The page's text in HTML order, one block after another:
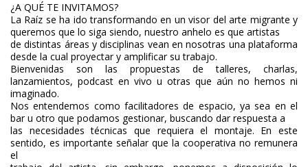
¿A QUÉ TE INVITAMOS?
La Raíz se ha ido transformando en un visor del arte migrante y
queremos que lo siga siendo, nuestro anhelo es que artistas
de distintas áreas y disciplinas vean en nosotras una plataforma
desde la cual proyectar y amplificar su trabajo.
Bienvenidas son las propuestas de talleres, charlas,
lanzamientos, podcast en vivo u otras que aún no hemos ni
imaginado.
Nos entendemos como facilitadores de espacio, ya sea en el
bar u otro que podamos gestionar, buscando dar respuesta a
las necesidades técnicas que requiera el montaje. En este
sentido, es importante señalar que la cooperativa no remunera
el